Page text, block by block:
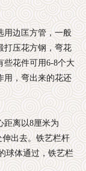
用边匡方管，一般
打压花方钢，弯花
些花件可用6-8个大
用，弯出来的花还
距离以8厘米为
出去。铁艺栏杆
球体通过，铁艺栏